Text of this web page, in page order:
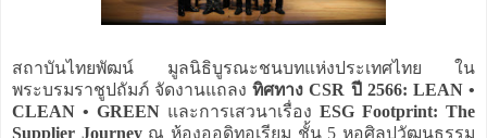
สถาบันไทยพัฒน์ มูลนิธิบูรณะชนบทแห่งประเทศไทย ใน
พระบรมราชูปถัมภ์ จัดงานแถลงทิศทาง CSR ปี 2566: LEAN •
CLEAN • GREEN และการเสวนาเรื่อง ESG Footprint: The
Supplier Journeyณ ห้องออดิทอเรียม ชั้น 5 หอศิลปวัฒนธรรม